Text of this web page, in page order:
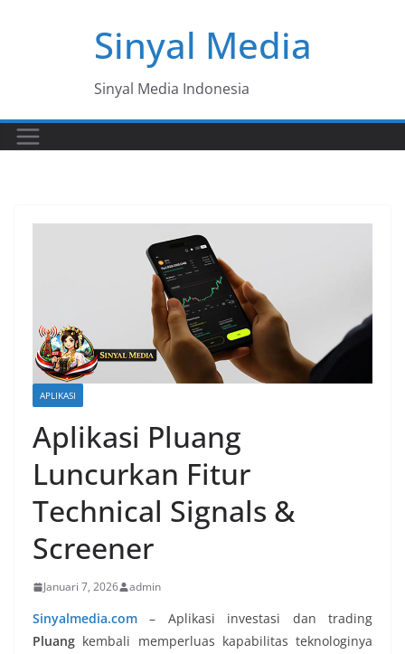
Sinyal Media
Sinyal Media Indonesia
APLIKASI
Aplikasi Pluang
Luncurkan Fitur
Technical Signals &
Screener
Januari 7, 2026 admin
Sinyalmedia.com – Aplikasi investasi dan trading
Pluang kembali memperluas kapabilitas teknologinya